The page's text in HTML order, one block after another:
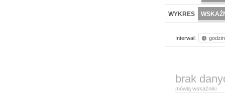
WYKRES
Interwał:
brak
mówią wskaźniki